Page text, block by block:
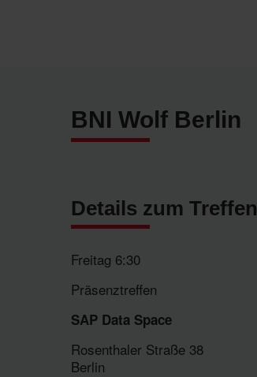
BNI Wolf Berlin
Details zum Treffen
Freitag 6:30
Präsenztreffen
SAP Data Space
Rosenthaler Straße 38
Berlin